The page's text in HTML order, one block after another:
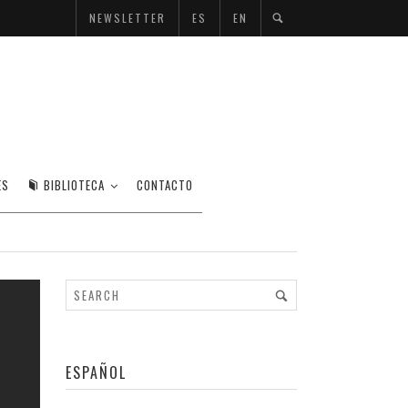
NEWSLETTER ES EN
BIBLIOTECA CONTACTO
ESPAÑOL